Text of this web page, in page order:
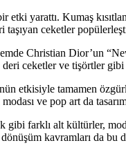
etki yarattı. Kumaş
taşıyan ceketler
Christian Dior’un
ceketler ve tişörtler
etkisiyle tamamen
ve pop art da
gibi farklı alt kültürler,
kavramları da bu